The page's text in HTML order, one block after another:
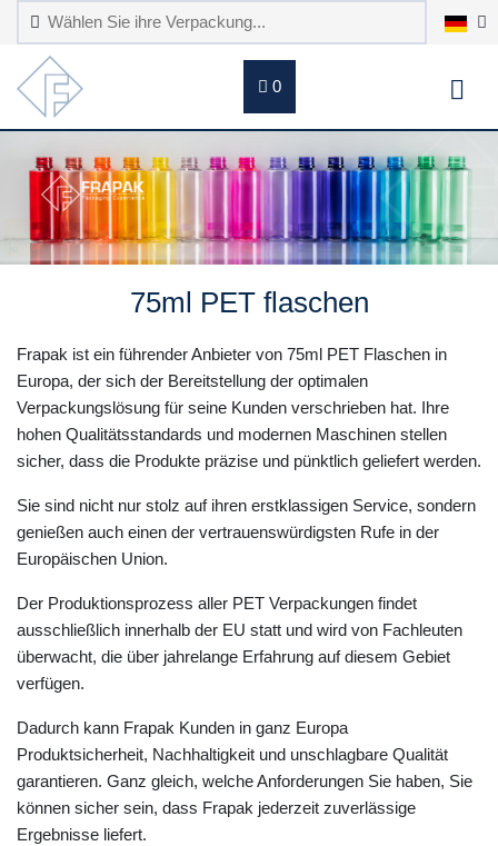
0
75ml PET flaschen
Frapak ist ein führender Anbieter von 75ml PET Flaschen in
Europa, der sich der Bereitstellung der optimalen
Verpackungslösung für seine Kunden verschrieben hat. Ihre
hohen Qualitätsstandards und modernen Maschinen stellen
sicher, dass die Produkte präzise und pünktlich geliefert werden.
Sie sind nicht nur stolz auf ihren erstklassigen Service, sondern
genießen auch einen der vertrauenswürdigsten Rufe in der
Europäischen Union.
Der Produktionsprozess aller PET Verpackungen findet
ausschließlich innerhalb der EU statt und wird von Fachleuten
überwacht, die über jahrelange Erfahrung auf diesem Gebiet
verfügen.
Dadurch kann Frapak Kunden in ganz Europa
Produktsicherheit, Nachhaltigkeit und unschlagbare Qualität
garantieren. Ganz gleich, welche Anforderungen Sie haben, Sie
können sicher sein, dass Frapak jederzeit zuverlässige
Ergebnisse liefert.